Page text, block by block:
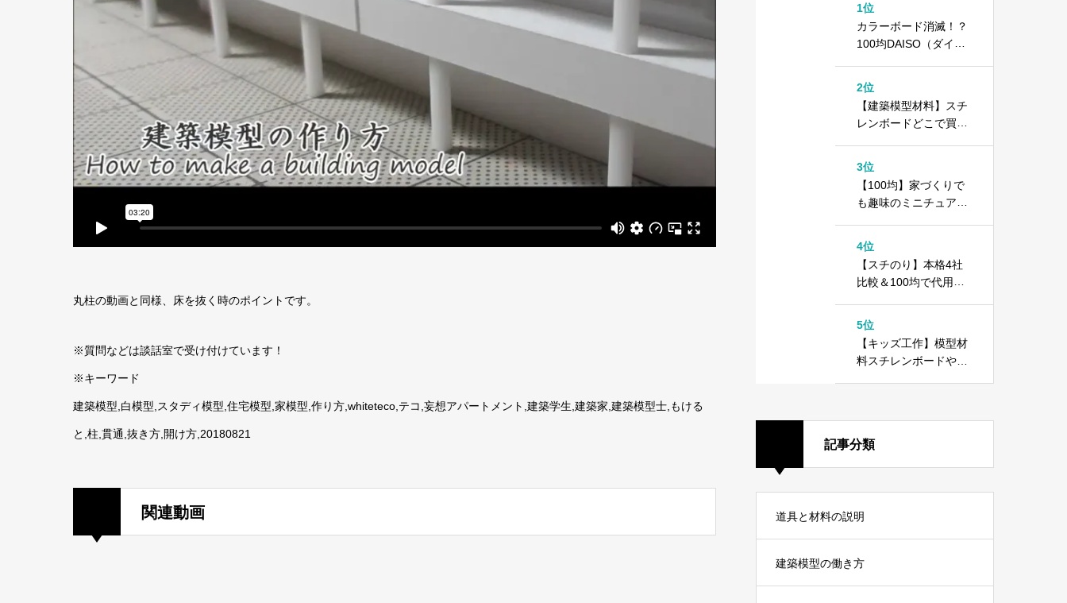
丸柱の動画と同様、床を抜く時のポイントです。
※質問などは談話室で受け付けています！
※キーワード
建築模型,白模型,スタディ模型,住宅模型,家模型,作り方,whiteteco,テコ,妄想アパートメント,建築学生,建築家,建築模型士,もける
と,柱,貫通,抜き方,開け方,20180821
関連動画
1位
カラーボード消滅！？
100均DAISO（ダイソ
2位
【建築模型材料】スチ
レンボードどこで買え
3位
【100均】家づくりで
も趣味のミニチュアで
方
4位
【スチのり】本格4社
比較＆100均で代用で
5位
【キッズ工作】模型材
料スチレンボードや10
記事分類
道具と材料の説明
建築模型の働き方